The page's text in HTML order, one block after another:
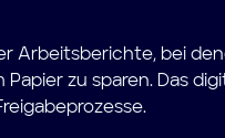
Arbeitsberichte, bei
zu sparen. Das